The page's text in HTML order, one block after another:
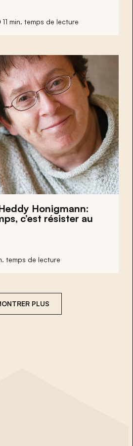
11 min. temps de lecture
Honigmann:
c’est résister au
temps de lecture
PLUS